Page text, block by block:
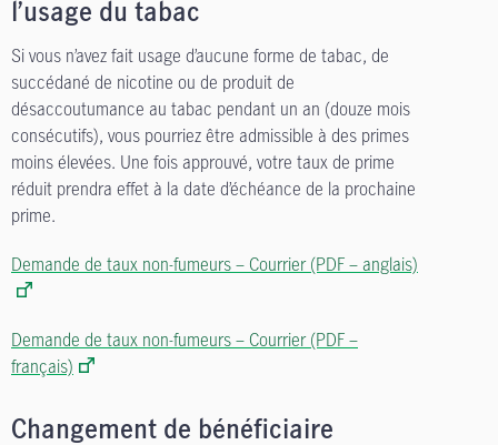
l’usage du tabac
Si vous n’avez fait usage d’aucune forme de tabac, de
succédané de nicotine ou de produit de
désaccoutumance au tabac pendant un an (douze mois
consécutifs), vous pourriez être admissible à des primes
moins élevées. Une fois approuvé, votre taux de prime
réduit prendra effet à la date d’échéance de la prochaine
prime.
Demande de taux non-fumeurs – Courrier (PDF – anglais)
Demande de taux non-fumeurs – Courrier (PDF –
français)
Changement de bénéficiaire